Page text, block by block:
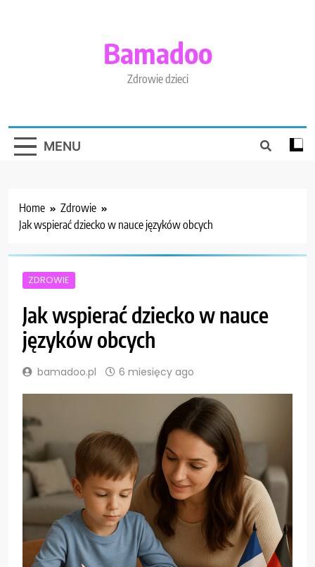
Bamadoo
Zdrowie dzieci
MENU
Home
Zdrowie
Jak wspierać dziecko w nauce języków obcych
ZDROWIE
Jak wspierać dziecko w nauce
języków obcych
bamadoo.pl 6 miesięcy ago